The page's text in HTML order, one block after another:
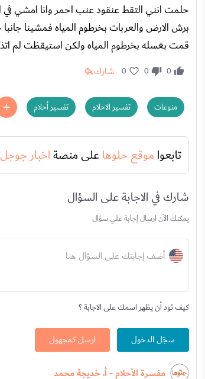
حلمت انني التقط عنقود عنب احمر وانا امشي
برش الارض والعربات بخرطوم المياه فمشينا
قمت بغسله بخرطوم المياه ولكن استيقظت لم
0
0
0 شارك
منوعات تفسير الاحلام تفسير أحلام
تابعوا موقع حلوهاعلى منصةاخبار جوجل
شارك في الاجابة على السؤال
يمكنك الآن ارسال إجابة علي سؤال
أضف إجابتك على السؤال هنا
كيف تود أن يظهر اسمك على الاجابة ؟
سجّل الدخول ارسل كمجهول
مفسرة الأحلام - أ. خديجة محمد